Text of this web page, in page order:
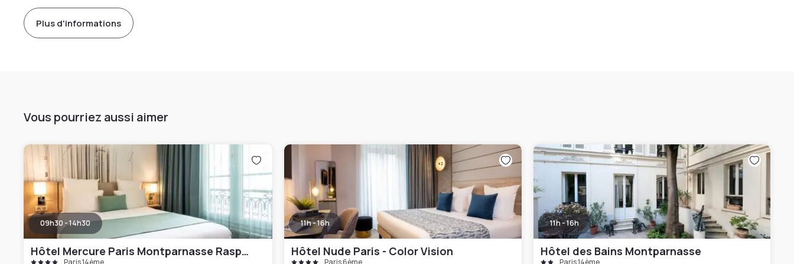
Plus d'informations
Vous pourriez aussi aimer
09h30 - 14h30
Hôtel Mercure Paris Montparnasse Raspail
Paris 14ème
11h - 16h
Hôtel Nude Paris - Color Vision
Paris 6ème
11h - 16h
Hôtel des Bains Montparnasse
Paris 14ème